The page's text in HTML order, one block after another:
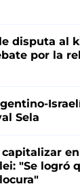
disputa al
por la
Sela
"Se logró